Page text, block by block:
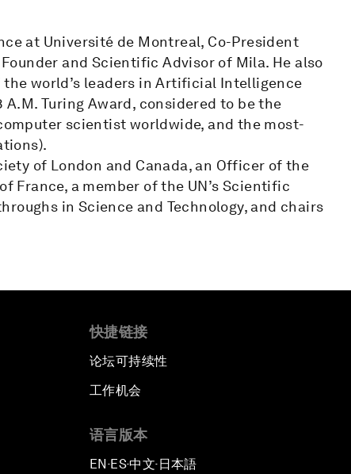
at Université de Montreal, Co-President
and Scientific Advisor of Mila. He also
the world’s leaders in Artificial Intelligence
Turing Award, considered to be the
scientist worldwide, and the most-
of London and Canada, an Officer of the
France, a member of the UN’s Scientific
in Science and Technology, and chairs
快捷链接
论坛可持续性
工作机会
语言版本
EN ▪ES▪中文▪ 日本語